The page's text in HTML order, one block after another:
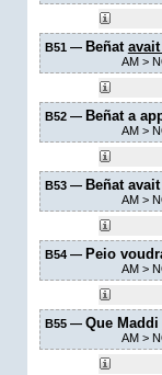
B51 — Beñat
AM>
B52 — Beñat a
AM>
B53 — Beñat
AM>
B54 — Peio
AM>
B55 — Que Maddi
AM>